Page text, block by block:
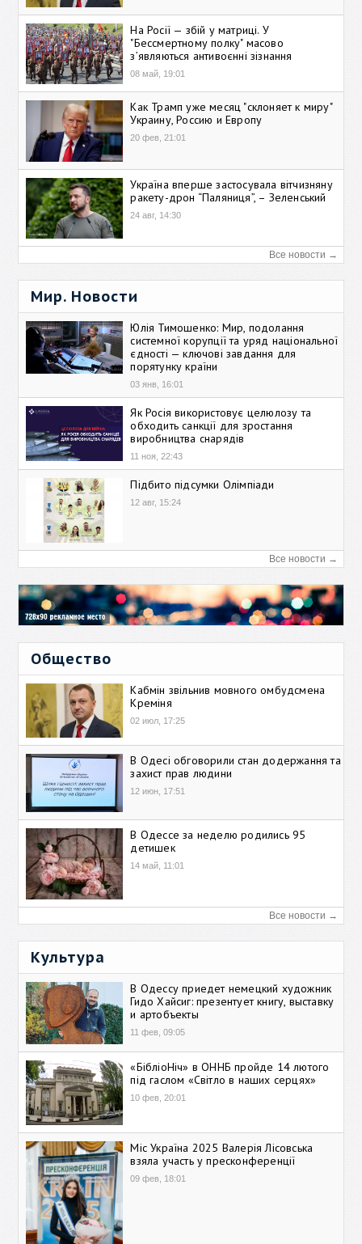
На Росії — збій у матриці. У
"Бессмертному полку" масово
зʼявляються антивоєнні зізнання
08 май, 19:01
Как Трамп уже месяц "склоняет к миру"
Украину, Россию и Европу
20 фев, 21:01
Україна вперше застосувала вітчизняну
ракету-дрон “Паляниця”, – Зеленський
24 авг, 14:30
Все новости →
Мир. Новости
Юлія Тимошенко: Мир, подолання
системної корупції та уряд національної
єдності — ключові завдання для
порятунку країни
03 янв, 16:01
Як Росія використовує целюлозу та
обходить санкції для зростання
виробництва снарядів
11 ноя, 22:43
Підбито підсумки Олімпіади
12 авг, 15:24
Все новости →
Общество
Кабмін звільнив мовного омбудсмена
Креміня
02 июл, 17:25
В Одесі обговорили стан додержання та
захист прав людини
12 июн, 17:51
В Одессе за неделю родились 95
детишек
14 май, 11:01
Все новости →
Культура
В Одессу приедет немецкий художник
Гидо Хайсиг: презентует книгу, выставку
и артобъекты
11 фев, 09:05
«БібліоНіч» в ОННБ пройде 14 лютого
під гаслом «Світло в наших серцях»
10 фев, 20:01
Міс Україна 2025 Валерія Лісовська
взяла участь у пресконференції
09 фев, 18:01